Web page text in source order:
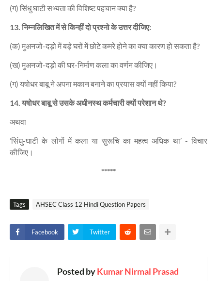
(ग) सिंधु घाटी सभ्यता की विशिष्ट पहचान क्या है?
13. निम्नलिखित में से किन्हीं दो प्रश्नो के उत्तर दीजिए:
(क) मुअनजो-दड़ो में बड़े घरों में छोटे कमरे होने का क्या कारण हो सकता है?
(ख) मुअनजो-दड़ो की घर-निर्माण कला का वर्णन कीजिए।
(ग) यषोधर बाबू ने अपना मकान बनाने का प्रयास क्यों नहीं किया?
14. यषोधर बाबू से उसके अधीनस्थ कर्मचारी क्यों परेशान थे?
अथवा
’सिंधु-घाटी के लोगों में कला या सुरूचि का महत्व अधिक था’ - विचार
कीजिए।
*****
Tags AHSEC Class 12 Hindi Question Papers
Facebook Twitter
Posted byKumar Nirmal Prasad